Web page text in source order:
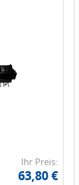
Ihr Preis:
63,80 €